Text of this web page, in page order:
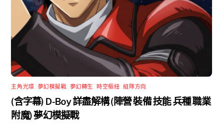
主角光環 夢幻模擬戰 夢幻轉生 時空樞紐 ,組隊方向
(含字幕) D-Boy 詳盡解構 (陣營 裝備 技能 兵種 職業
附魔) 夢幻模擬戰